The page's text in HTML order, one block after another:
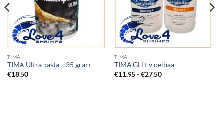
TIMA
TIMA Ultra pasta – 35 gram
€18.50
TIMA
TIMA GH+ vloeibaar
€11.95 - €27.50Prijsklasse: